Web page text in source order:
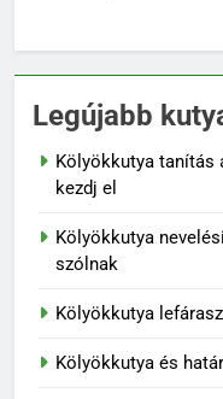
Legújabb
Kölyökkutya tanítás
kezdj el
Kölyökkutya
szólnak
Kölyökkutya
Kölyökkutya és